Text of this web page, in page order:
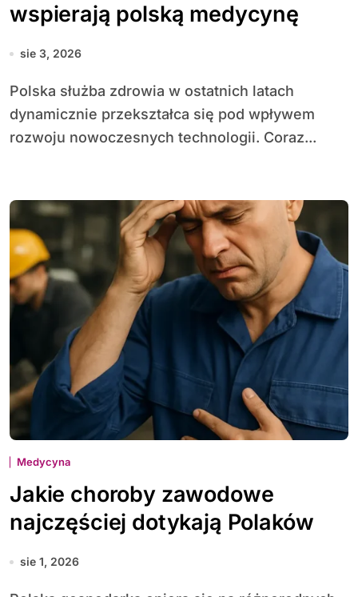
wspierają polską medycynę
sie 3, 2026
Polska służba zdrowia w ostatnich latach
dynamicznie przekształca się pod wpływem
rozwoju nowoczesnych technologii. Coraz...
Medycyna
Jakie choroby zawodowe
najczęściej dotykają Polaków
sie 1, 2026